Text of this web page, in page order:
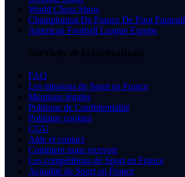
World Chess Show
Championnat De France De Foot Fauteuil
American Football League Europe
Services et Informations
FAQ
Les missions de Sport en France
Mentions légales
Politique de Confidentialité
Politique cookies
CGU
Aide et contact
Comment nous recevoir
Les compétitions de Sport en France
Actualité de Sport en France